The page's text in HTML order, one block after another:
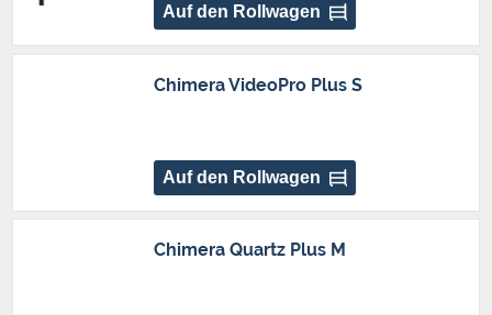
Auf den Rollwagen
Chimera VideoPro Plus S
Auf den Rollwagen
Chimera Quartz Plus M